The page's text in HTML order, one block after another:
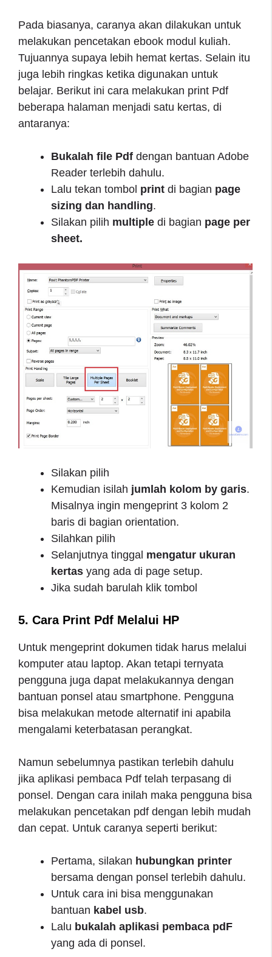
Pada biasanya, caranya akan dilakukan untuk
melakukan pencetakan ebook modul kuliah.
Tujuannya supaya lebih hemat kertas. Selain itu
juga lebih ringkas ketika digunakan untuk
belajar. Berikut ini cara melakukan print Pdf
beberapa halaman menjadi satu kertas, di
antaranya:
Bukalah file Pdf dengan bantuan Adobe
Reader terlebih dahulu.
Lalu tekan tombol print di bagian page
sizing dan handling.
Silakan pilih multiple di bagian page per
sheet.
Silakan pilih
Kemudian isilah jumlah kolom by garis.
Misalnya ingin mengeprint 3 kolom 2
baris di bagian orientation.
Silahkan pilih
Selanjutnya tinggal mengatur ukuran
kertas yang ada di page setup.
Jika sudah barulah klik tombol
5. Cara Print Pdf Melalui HP
Untuk mengeprint dokumen tidak harus melalui
komputer atau laptop. Akan tetapi ternyata
pengguna juga dapat melakukannya dengan
bantuan ponsel atau smartphone. Pengguna
bisa melakukan metode alternatif ini apabila
mengalami keterbatasan perangkat.
Namun sebelumnya pastikan terlebih dahulu
jika aplikasi pembaca Pdf telah terpasang di
ponsel. Dengan cara inilah maka pengguna bisa
melakukan pencetakan pdf dengan lebih mudah
dan cepat. Untuk caranya seperti berikut:
Pertama, silakan hubungkan printer
bersama dengan ponsel terlebih dahulu.
Untuk cara ini bisa menggunakan
bantuan kabel usb.
Lalu bukalah aplikasi pembaca pdF
yang ada di ponsel.